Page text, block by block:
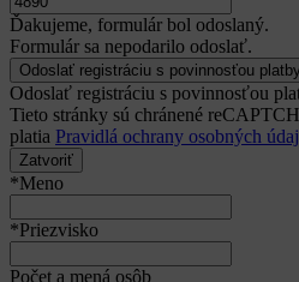
Ďakujeme, formulár bol odoslaný.
Formulár sa nepodarilo odoslať.
Odoslať registráciu s povinnosťou
Tieto stránky sú chránené
platia Pravidlá ochrany osobných
Zatvoriť
*Meno
*Priezvisko
Počet a mená osôb